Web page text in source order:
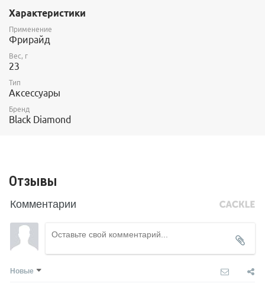
Характеристики
Применение
Фрирайд
Вес, г
23
Тип
Аксессуары
Бренд
Black Diamond
Отзывы
Комментарии
Новые